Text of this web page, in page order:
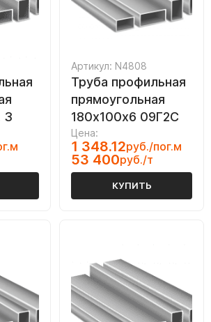
3
Артикул: N4808
Труба профильная
прямоугольная
180х100х6 09Г2С
Цена:
1 348.12руб./пог.м
53 400руб./т
КУПИТЬ